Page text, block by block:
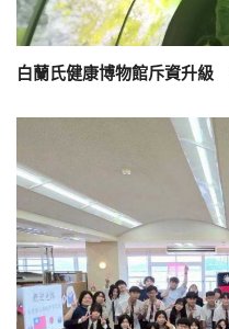
白蘭氏健康博物館斥資升級